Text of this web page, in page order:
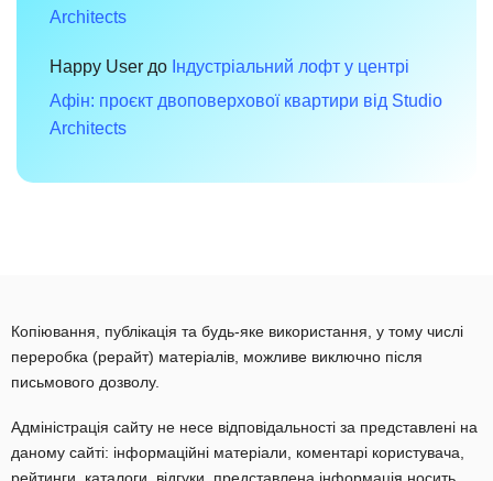
Architects
Happy User до Індустріальний лофт у центрі
Афін: проєкт двоповерхової квартири від Studio
Architects
Копіювання, публікація та будь-яке використання, у тому числі
переробка (рерайт) матеріалів, можливе виключно після
письмового дозволу.
Адміністрація сайту не несе відповідальності за представлені на
даному сайті: інформаційні матеріали, коментарі користувача,